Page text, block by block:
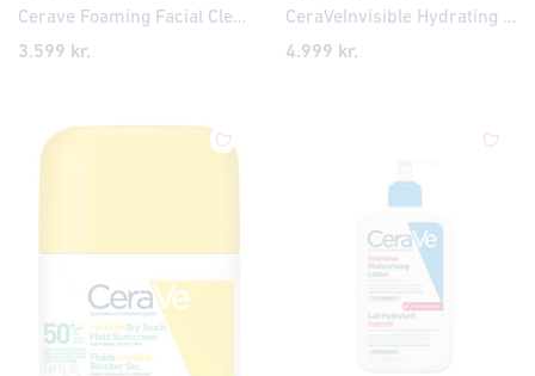
Cerave Foaming Facial Cleanser
3.599 kr.
CeraVeInvisible Hydrating Sunscreen SPF50+ 177ml
4.999 kr.